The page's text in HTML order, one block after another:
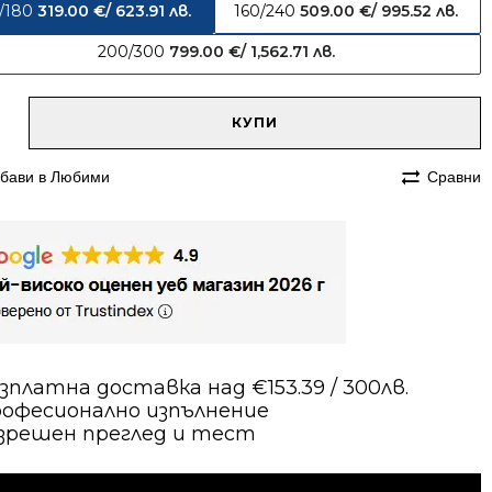
180 319.00 €/ 623.91 лв. 160/240 509.00 €/ 995.52 лв.
200/300 799.00 €/ 1,562.71 лв.
КУПИ
в Любими Сравни
доставка над €153.39 / 300лв.
изпълнение
преглед и тест